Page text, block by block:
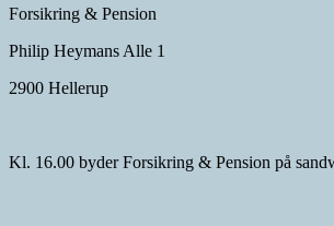
Forsikring & Pension
Philip Heymans Alle 1
2900 Hellerup
Kl. 16.00 byder Forsikring & Pension på